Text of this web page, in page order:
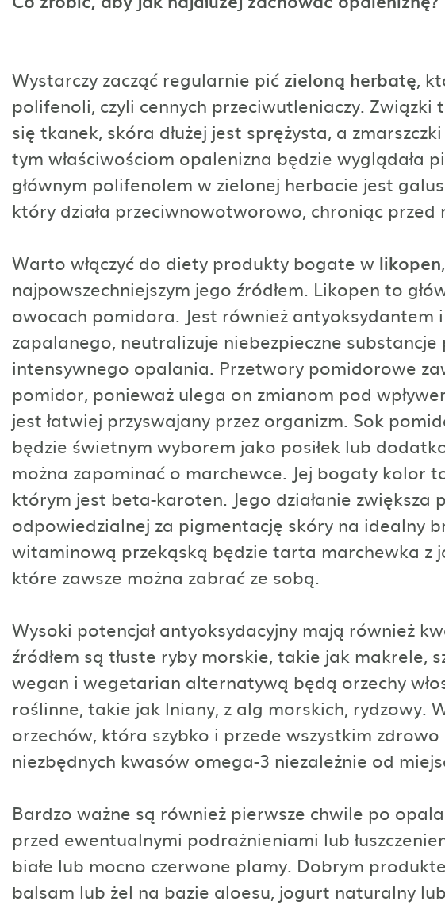
Wystarczy zacząć regularnie pić zieloną herbatę,
polifenoli, czyli cennych przeciwutleniaczy.
się tkanek, skóra dłużej jest sprężysta, a
tym właściwościom opalenizna będzie wyglądała
głównym polifenolem w zielonej herbacie jest
który działa przeciwnowotworowo, chroniąc przed
Warto włączyć do diety produkty bogate w likopen
najpowszechniejszym jego źródłem. Likopen to
owocach pomidora. Jest również antyoksydantem
zapalanego, neutralizuje niebezpieczne substancje
intensywnego opalania. Przetwory pomidorowe
pomidor, ponieważ ulega on zmianom pod
jest łatwiej przyswajany przez organizm. Sok
będzie świetnym wyborem jako posiłek lub
można zapominać o marchewce. Jej bogaty kolor
którym jest beta-karoten. Jego działanie zwiększa
odpowiedzialnej za pigmentację skóry na idealny
witaminową przekąską będzie tarta marchewka z
które zawsze można zabrać ze sobą.
Wysoki potencjał antyoksydacyjny mają również
źródłem są tłuste ryby morskie, takie jak makrele,
wegan i wegetarian alternatywą będą orzechy
roślinne, takie jak lniany, z alg morskich, rydzowy.
orzechów, która szybko i przede wszystkim
niezbędnych kwasów omega-3 niezależnie od
Bardzo ważne są również pierwsze chwile po
przed ewentualnymi podrażnieniami lub
białe lub mocno czerwone plamy. Dobrym
balsam lub żel na bazie aloesu, jogurt naturalny